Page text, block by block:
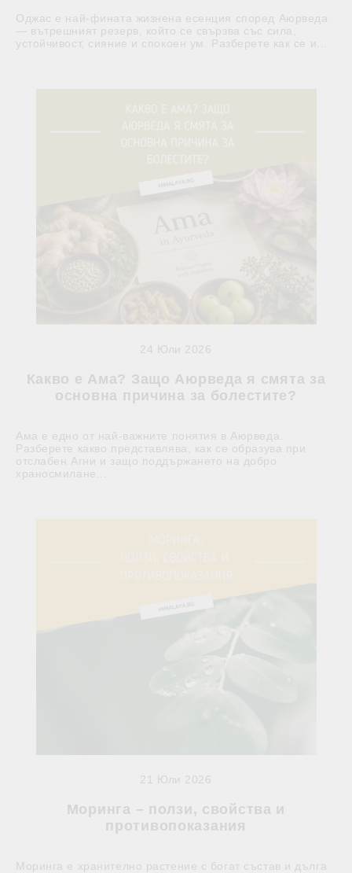
Оджас е най-фината жизнена есенция според Аюрведа
— вътрешният резерв, който се свързва със сила,
устойчивост, сияние и спокоен ум. Разберете как се и...
Какво е Ама? Защо Аюрведа я смята за
основна причина за болестите?
24 Юли 2026
Ама е едно от най-важните понятия в Аюрведа.
Разберете какво представлява, как се образува при
отслабен Агни и защо поддържането на добро
храносмилане...
Моринга – ползи, свойства и
противопоказания
21 Юли 2026
Моринга е хранително растение с богат състав и дълга